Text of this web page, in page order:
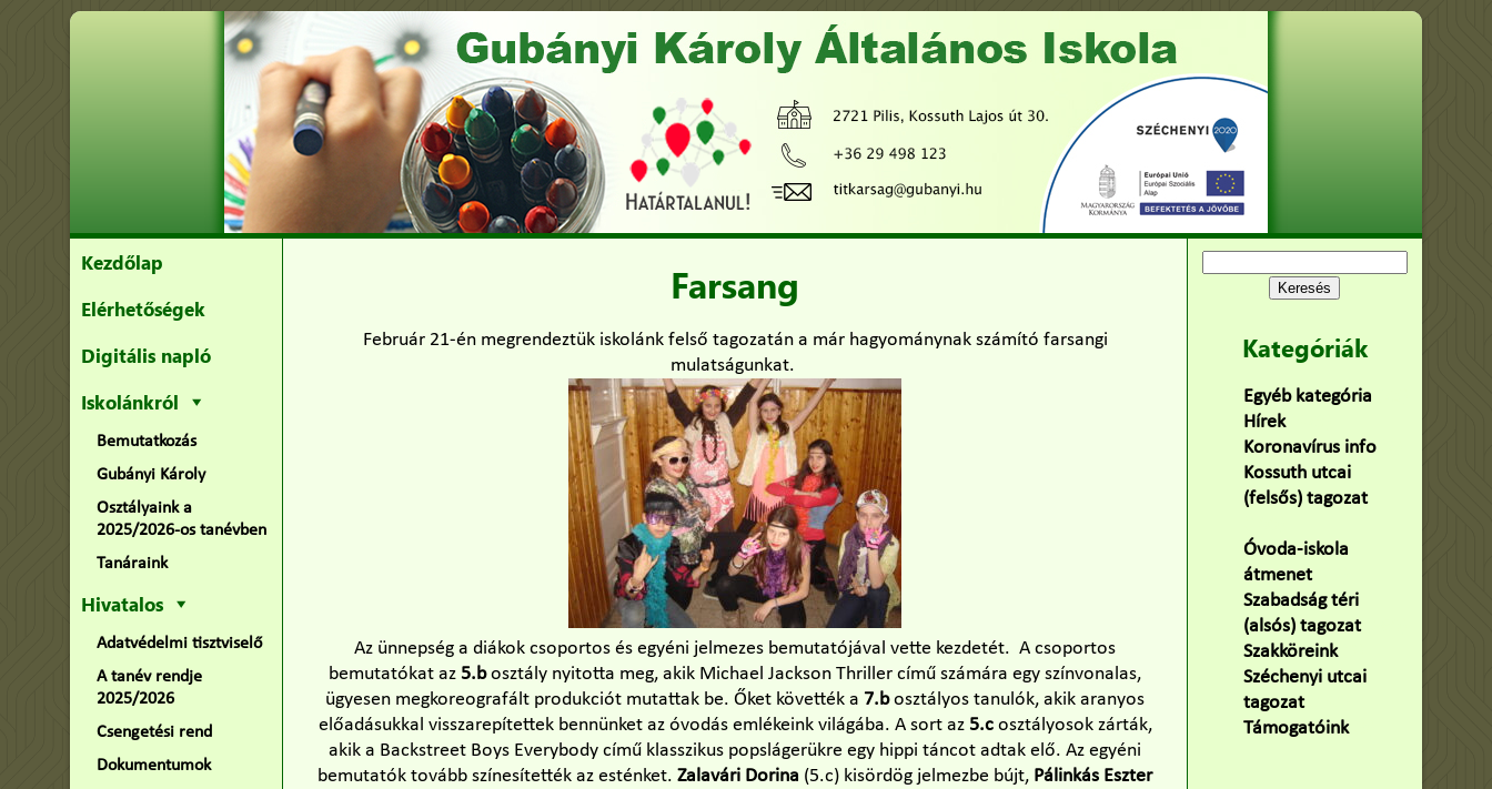
Kezdőlap
Elérhetőségek
Digitális napló
Iskolánkról
Bemutatkozás
Gubányi Károly
Osztályaink a
2025/2026-os tanévben
Tanáraink
Hivatalos
Adatvédelmi tisztviselő
A tanév rendje
2025/2026
Csengetési rend
Dokumentumok
Farsang
Február 21-én megrendeztük iskolánk felső tagozatán a már hagyománynak számító farsangi
mulatságunkat.
Az ünnepség a diákok csoportos és egyéni jelmezes bemutatójával vette kezdetét. A csoportos
bemutatókat az 5.bosztály nyitotta meg, akik Michael Jackson Thriller című számára egy színvonalas,
ügyesen megkoreografált produkciót mutattak be. Őket követték a 7.bosztályos tanulók, akik aranyos
előadásukkal visszarepítettek bennünket az óvodás emlékeink világába. A sort az 5.cosztályosok zárták,
akik a Backstreet Boys Everybody című klasszikus popslágerükre egy hippi táncot adtak elő. Az egyéni
bemutatók tovább színesítették az esténket. Zalavári Dorina (5.c) kisördög jelmezbe bújt, Pálinkás Eszter
Kategóriák
Egyéb kategória
Hírek(478)
Koronavírus info(2)
Kossuth utcai
(felsős) tagozat
Óvoda-iskola
átmenet(22)
Szabadság téri
(alsós) tagozat(160)
Szakköreink(3)
Széchenyi utcai
tagozat(141)
Támogatóink(9)